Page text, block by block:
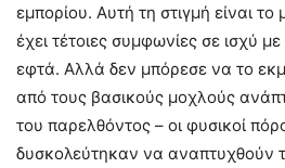
εμπορίου. Αυτή τη στιγμή είναι
έχει τέτοιες συμφωνίες σε ισχύ
εφτά. Αλλά δεν μπόρεσε να το
από τους βασικούς μοχλούς
του παρελθόντος – οι φυσικοί
δυσκολεύτηκαν να αναπτυχθούν